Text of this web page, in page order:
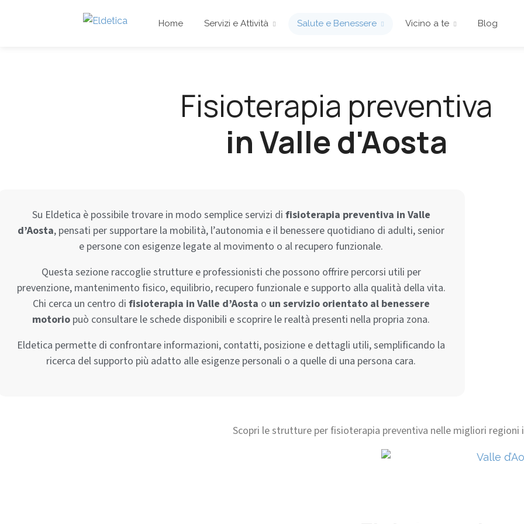
Home Servizi e Attività Salute e Benessere Vicino a te Blog
Fisioterapia preventiva
in Valle d'Aosta
Su Eldetica è possibile trovare in modo semplice servizi di fisioterapia preventiva in Valle
d’Aosta, pensati per supportare la mobilità, l’autonomia e il benessere quotidiano di adulti, senior
e persone con esigenze legate al movimento o al recupero funzionale.
Questa sezione raccoglie strutture e professionisti che possono offrire percorsi utili per
prevenzione, mantenimento fisico, equilibrio, recupero funzionale e supporto alla qualità della vita.
Chi cerca un centro di fisioterapia in Valle d’Aosta o un servizio orientato al benessere
motorio può consultare le schede disponibili e scoprire le realtà presenti nella propria zona.
Eldetica permette di confrontare informazioni, contatti, posizione e dettagli utili, semplificando la
ricerca del supporto più adatto alle esigenze personali o a quelle di una persona cara.
Scopri le strutture per fisioterapia preventiva nelle migliori regioni